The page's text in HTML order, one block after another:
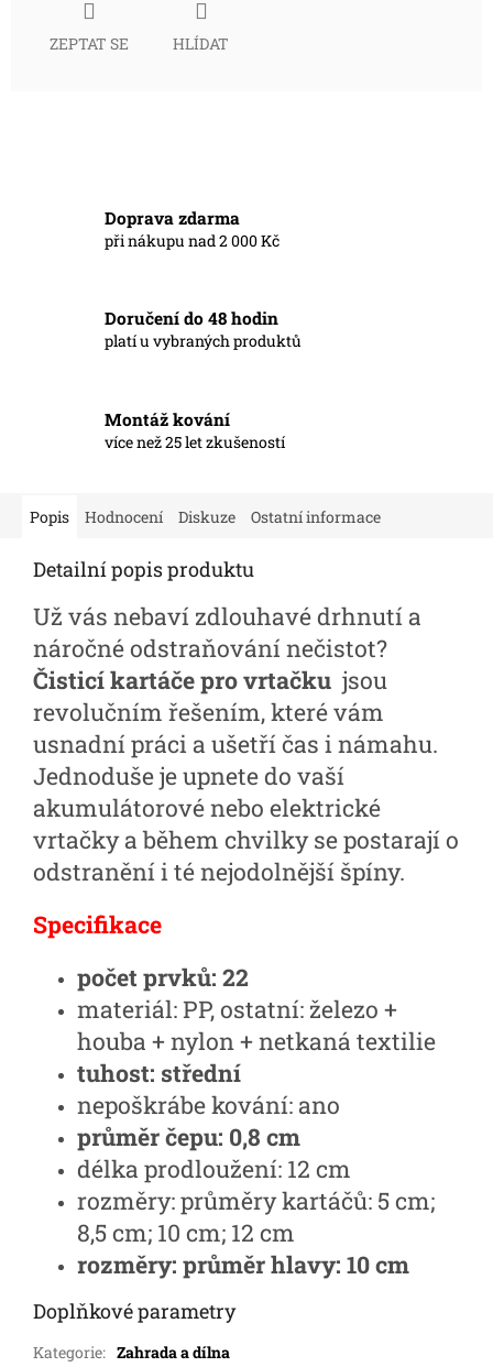
ZEPTAT SE HLÍDAT
Doprava zdarma
při nákupu nad 2 000 Kč
Doručení do 48 hodin
platí u vybraných produktů
Montáž kování
více než 25 let zkušeností
Popis Hodnocení Diskuze Ostatní informace
Detailní popis produktu
Už vás nebaví zdlouhavé drhnutí a
náročné odstraňování nečistot?
Čisticí kartáče pro vrtačku jsou
revolučním řešením, které vám
usnadní práci a ušetří čas i námahu.
Jednoduše je upnete do vaší
akumulátorové nebo elektrické
vrtačky a během chvilky se postarají o
odstranění i té nejodolnější špíny.
Specifikace
počet prvků: 22
materiál: PP, ostatní: železo +
houba + nylon + netkaná textilie
tuhost: střední
nepoškrábe kování: ano
průměr čepu: 0,8 cm
délka prodloužení: 12 cm
rozměry: průměry kartáčů: 5 cm;
8,5 cm; 10 cm; 12 cm
rozměry: průměr hlavy: 10 cm
Doplňkové parametry
Kategorie: Zahrada a dílna